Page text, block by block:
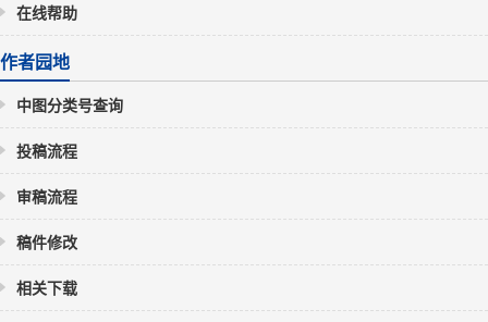
在线帮助
作者园地
中图分类号查询
投稿流程
审稿流程
稿件修改
相关下载